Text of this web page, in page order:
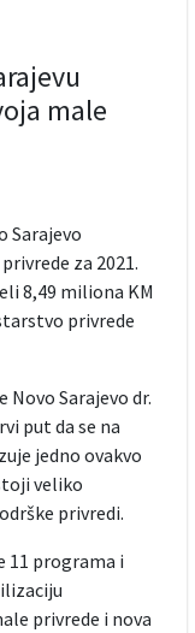
male
Sarajevo
za 2021.
8,49 miliona KM
privrede
Sarajevo dr.
put da se na
jedno ovakvo
veliko
privredi.
11 programa i
privrede i nova